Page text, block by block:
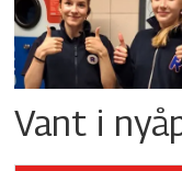
Vant i